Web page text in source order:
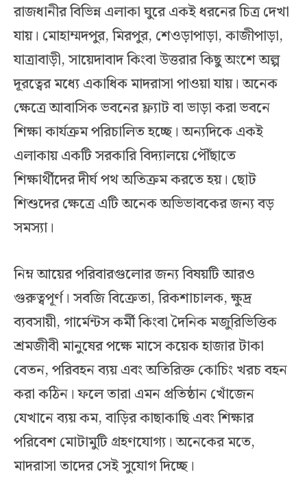
রাজধানীর বিভিন্ন এলাকা ঘুরে একই ধরনের চিত্র দেখা
যায়। মোহাম্মদপুর, মিরপুর, শেওড়াপাড়া, কাজীপাড়া,
যাত্রাবাড়ী, সায়েদাবাদ কিংবা উত্তরার কিছু অংশে অল্প
দূরত্বের মধ্যে একাধিক মাদরাসা পাওয়া যায়। অনেক
ক্ষেত্রে আবাসিক ভবনের ফ্ল্যাট বা ভাড়া করা ভবনে
শিক্ষা কার্যক্রম পরিচালিত হচ্ছে। অন্যদিকে একই
এলাকায় একটি সরকারি বিদ্যালয়ে পৌঁছাতে
শিক্ষার্থীদের দীর্ঘ পথ অতিক্রম করতে হয়। ছোট
শিশুদের ক্ষেত্রে এটি অনেক অভিভাবকের জন্য বড়
সমস্যা।
নিম্ন আয়ের পরিবারগুলোর জন্য বিষয়টি আরও
গুরুত্বপূর্ণ। সবজি বিক্রেতা, রিকশাচালক, ক্ষুদ্র
ব্যবসায়ী, গার্মেন্টস কর্মী কিংবা দৈনিক মজুরিভিত্তিক
শ্রমজীবী মানুষের পক্ষে মাসে কয়েক হাজার টাকা
বেতন, পরিবহন ব্যয় এবং অতিরিক্ত কোচিং খরচ বহন
করা কঠিন। ফলে তারা এমন প্রতিষ্ঠান খোঁজেন
যেখানে ব্যয় কম, বাড়ির কাছাকাছি এবং শিক্ষার
পরিবেশ মোটামুটি গ্রহণযোগ্য। অনেকের মতে,
মাদরাসা তাদের সেই সুযোগ দিচ্ছে।